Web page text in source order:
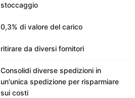
stoccaggio
0,3% di valore del carico
ritirare da diversi fornitori
Consolidi diverse spedizioni in
un'unica spedizione per risparmiare
sui costi